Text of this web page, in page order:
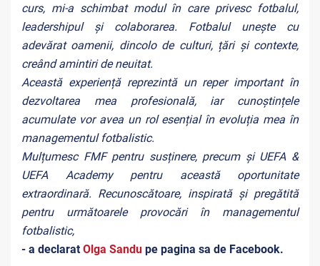
curs, mi-a schimbat modul în care privesc fotbalul,
leadershipul și colaborarea. Fotbalul unește cu
adevărat oamenii, dincolo de culturi, țări și contexte,
creând amintiri de neuitat.
Această experiență reprezintă un reper important în
dezvoltarea mea profesională, iar cunoștințele
acumulate vor avea un rol esențial în evoluția mea în
managementul fotbalistic.
Mulțumesc FMF pentru susținere, precum și UEFA &
UEFA Academy pentru această oportunitate
extraordinară. Recunoscătoare, inspirată și pregătită
pentru următoarele provocări în managementul
fotbalistic,
- a declarat Olga Sandu pe pagina sa de Facebook.